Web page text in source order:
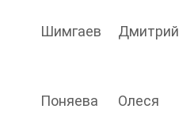
Шимгаев Дмитрий
Поняева Олеся